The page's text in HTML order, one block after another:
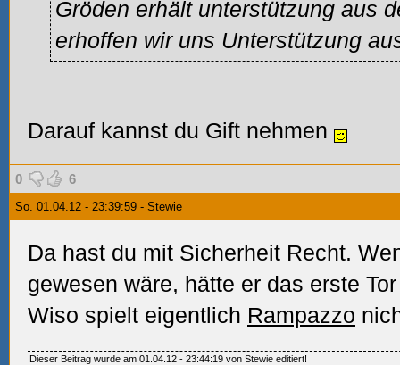
Gröden erhält unterstützung aus
erhoffen wir uns Unterstützung
Darauf kannst du Gift nehmen
0 6
So. 01.04.12 - 23:39:59 - Stewie
Da hast du mit Sicherheit Recht.
gewesen wäre, hätte er das erste
Wiso spielt eigentlich Rampazzo
Dieser Beitrag wurde am 01.04.12 - 23:44:19 von Stewie editiert!